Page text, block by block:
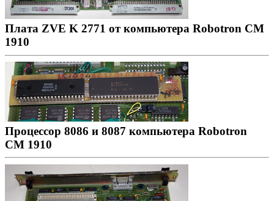
Плата ZVE K 2771 от компьютера Robotron CM
1910
Процессор 8086 и 8087 компьютера Robotron
CM 1910